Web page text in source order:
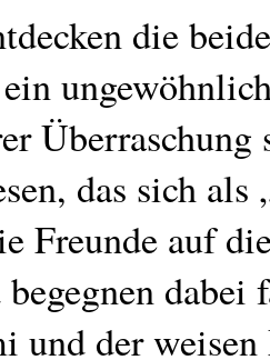
die
das sich
Freunde auf
und der